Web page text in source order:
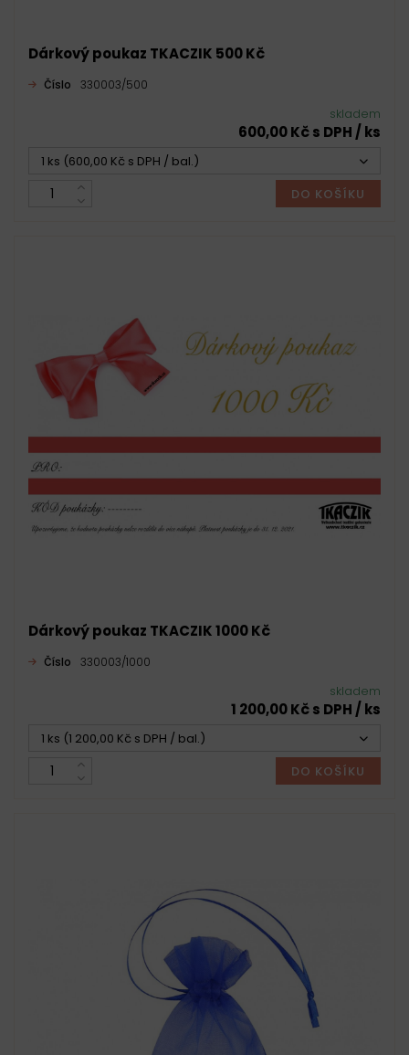
Dárkový poukaz TKACZIK 500 Kč
Číslo 330003/500
skladem
600,00 Kč s DPH / ks
1 ks (600,00 Kč s DPH / bal.)
DO KOŠÍKU
Dárkový poukaz TKACZIK 1000 Kč
Číslo 330003/1000
skladem
1 200,00 Kč s DPH / ks
1 ks (1 200,00 Kč s DPH / bal.)
DO KOŠÍKU